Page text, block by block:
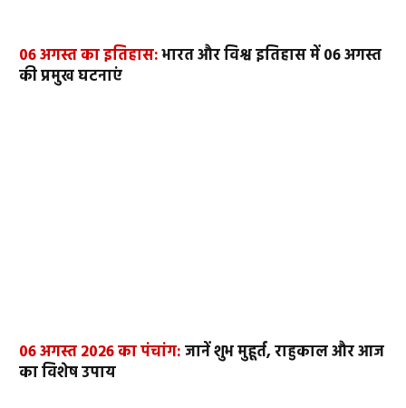
06 अगस्त का इतिहास:भारत और विश्व इतिहास में 06 अगस्त
की प्रमुख घटनाएं
06 अगस्त 2026 का पंचांग:जानें शुभ मुहूर्त, राहुकाल और आज
का विशेष उपाय